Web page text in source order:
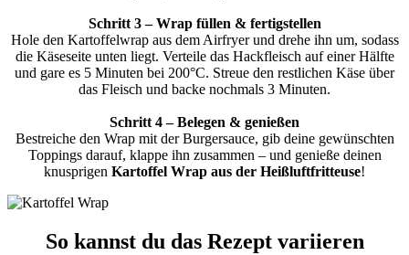
Schritt 3 – Wrap füllen & fertigstellen
Hole den Kartoffelwrap aus dem Airfryer und drehe ihn um, sodass
die Käseseite unten liegt. Verteile das Hackfleisch auf einer Hälfte
und gare es 5 Minuten bei 200°C. Streue den restlichen Käse über
das Fleisch und backe nochmals 3 Minuten.
Schritt 4 – Belegen & genießen
Bestreiche den Wrap mit der Burgersauce, gib deine gewünschten
Toppings darauf, klappe ihn zusammen – und genieße deinen
knusprigen Kartoffel Wrap aus der Heißluftfritteuse!
So kannst du das Rezept variieren